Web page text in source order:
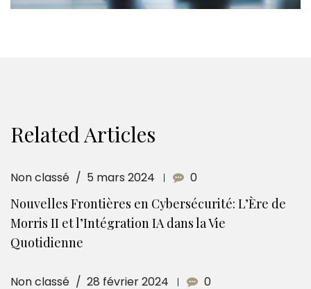
Related Articles
Non classé 5 mars 2024 0
Nouvelles Frontières en Cybersécurité: L’Ère de
Morris II et l’Intégration IA dans la Vie
Quotidienne
Non classé 28 février 2024 0